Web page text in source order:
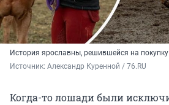
История ярославны, решившейся на
Источник: Александр Куренной / 76.RU
Когда-то лошади были